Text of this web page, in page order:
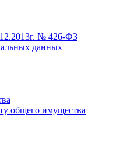
№ 426-Ф3
данных
общего имущества